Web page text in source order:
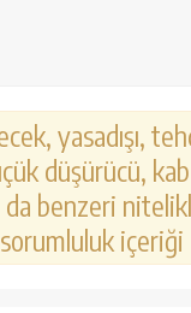
yasadışı,
düşürücü,
da benzeri